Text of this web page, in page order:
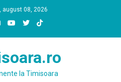
august 08, 2026
la Timisoara